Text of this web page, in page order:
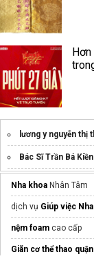
lương y nguyễn thị
Bác Sĩ Trần Bá Kiền
Nha khoa Nhân Tâm
dịch vụ Giúp việc
nệm foam cao cấp
Giãn cơ thể thao